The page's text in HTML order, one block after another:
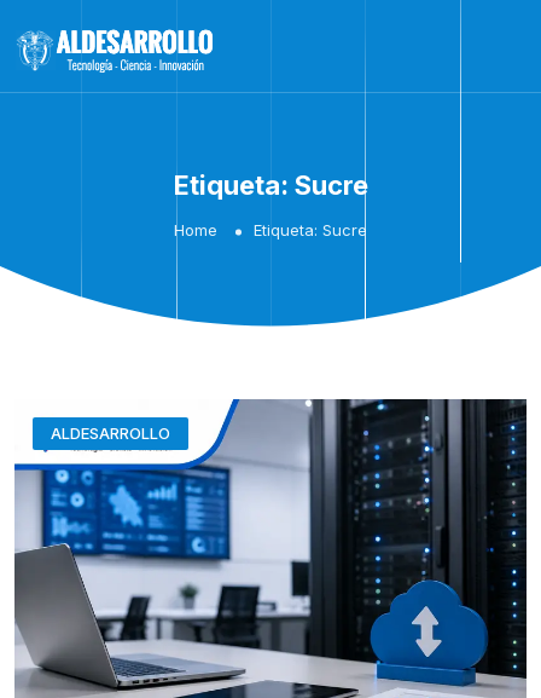
Etiqueta: Sucre
Home Etiqueta: Sucre
ALDESARROLLO